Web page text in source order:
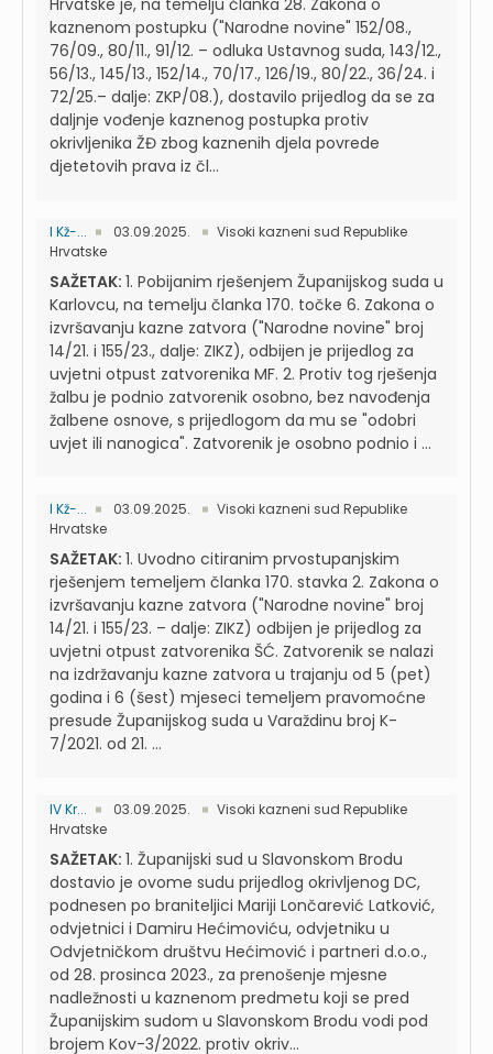
Hrvatske je, na temelju članka 28. Zakona o
kaznenom postupku ("Narodne novine" 152/08.,
76/09., 80/11., 91/12. – odluka Ustavnog suda, 143/12.,
56/13., 145/13., 152/14., 70/17., 126/19., 80/22., 36/24. i
72/25.– dalje: ZKP/08.), dostavilo prijedlog da se za
daljnje vođenje kaznenog postupka protiv
okrivljenika ŽĐ zbog kaznenih djela povrede
djetetovih prava iz čl...
I Kž-... 03.09.2025.
Visoki kazneni sud Republike
Hrvatske
SAŽETAK: 1. Pobijanim rješenjem Županijskog suda u
Karlovcu, na temelju članka 170. točke 6. Zakona o
izvršavanju kazne zatvora ("Narodne novine" broj
14/21. i 155/23., dalje: ZIKZ), odbijen je prijedlog za
uvjetni otpust zatvorenika MF. 2. Protiv tog rješenja
žalbu je podnio zatvorenik osobno, bez navođenja
žalbene osnove, s prijedlogom da mu se "odobri
uvjet ili nanogica". Zatvorenik je osobno podnio i ...
I Kž-... 03.09.2025.
Visoki kazneni sud Republike
Hrvatske
SAŽETAK: 1. Uvodno citiranim prvostupanjskim
rješenjem temeljem članka 170. stavka 2. Zakona o
izvršavanju kazne zatvora ("Narodne novine" broj
14/21. i 155/23. – dalje: ZIKZ) odbijen je prijedlog za
uvjetni otpust zatvorenika ŠĆ. Zatvorenik se nalazi
na izdržavanju kazne zatvora u trajanju od 5 (pet)
godina i 6 (šest) mjeseci temeljem pravomoćne
presude Županijskog suda u Varaždinu broj K-
7/2021. od 21. ...
IV Kr... 03.09.2025.
Visoki kazneni sud Republike
Hrvatske
SAŽETAK: 1. Županijski sud u Slavonskom Brodu
dostavio je ovome sudu prijedlog okrivljenog DC,
podnesen po braniteljici Mariji Lončarević Latković,
odvjetnici i Damiru Hećimoviću, odvjetniku u
Odvjetničkom društvu Hećimović i partneri d.o.o.,
od 28. prosinca 2023., za prenošenje mjesne
nadležnosti u kaznenom predmetu koji se pred
Županijskim sudom u Slavonskom Brodu vodi pod
brojem Kov-3/2022. protiv okriv...